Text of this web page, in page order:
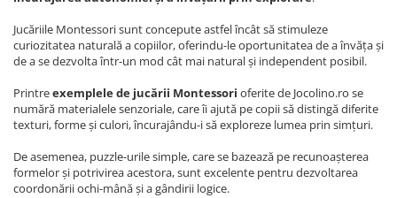
Jucăriile Montessori sunt concepute astfel încât să stimuleze
curiozitatea naturală a copiilor, oferindu-le oportunitatea de a învăța și
de a se dezvolta într-un mod cât mai natural și independent posibil.
Printreexemplele de jucării Montessori oferite de Jocolino.ro se
numără materialele senzoriale, care îi ajută pe copii să distingă diferite
texturi, forme și culori, încurajându-i să exploreze lumea prin simțuri.
De asemenea, puzzle-urile simple, care se bazează pe recunoașterea
formelor și potrivirea acestora, sunt excelente pentru dezvoltarea
coordonării ochi-mână și a gândirii logice.